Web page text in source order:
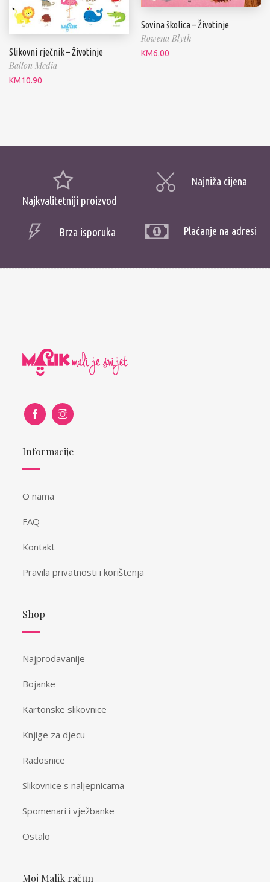
Slikovni rječnik – Životinje
Ballon Media
KM10.90
Sovina školica – Životinje
Rowena Blyth
KM6.00
Najkvalitetniji proizvod
Najniža cijena
Brza isporuka Plaćanje na adresi
Informacije
O nama
FAQ
Kontakt
Pravila privatnosti i korištenja
Shop
Najprodavanije
Bojanke
Kartonske slikovnice
Knjige za djecu
Radosnice
Slikovnice s naljepnicama
Spomenari i vježbanke
Ostalo
Moj Malik račun